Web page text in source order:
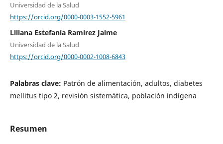
Universidad de la Salud
https://orcid.org/0000-0003-1552-5961
Liliana Estefanía Ramírez Jaime
Universidad de la Salud
https://orcid.org/0000-0002-1008-6843
Palabras clave: Patrón de alimentación, adultos, diabetes
mellitus tipo 2, revisión sistemática, población indígena
Resumen